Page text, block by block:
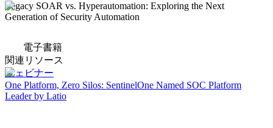
Legacy SOAR vs. Hyperautomation: Exploring the Next
Generation of Security Automation
電子書籍
関連リソース
ウェビナー
One Platform, Zero Silos: SentinelOne Named SOC Platform
Leader by Latio